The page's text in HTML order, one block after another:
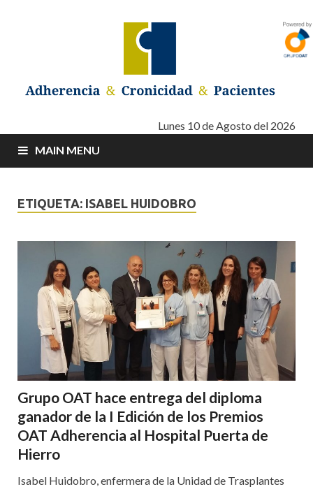
Adherencia –
Cronicidad –
Pacientes
Adherencia – Cronicidad – PacientesLunes 10 de Agosto del 2026
MAIN MENU
ETIQUETA: ISABEL HUIDOBRO
Grupo OAT hace entrega del diploma
ganador de la I Edición de los Premios
OAT Adherencia al Hospital Puerta de
Hierro
Isabel Huidobro, enfermera de la Unidad de Trasplantes